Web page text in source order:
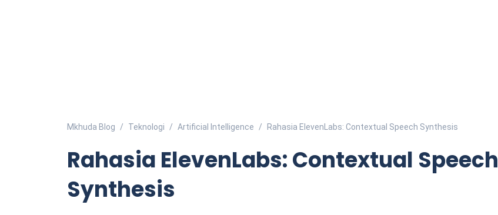
Mkhuda Blog Teknologi Artificial Intelligence Rahasia ElevenLabs: Contextual Speech Synthesis
Rahasia ElevenLabs: Contextual Speech
Synthesis